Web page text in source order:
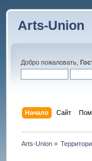
Arts-Union
Добро пожаловать,
Начало Сайт
Arts-Union »